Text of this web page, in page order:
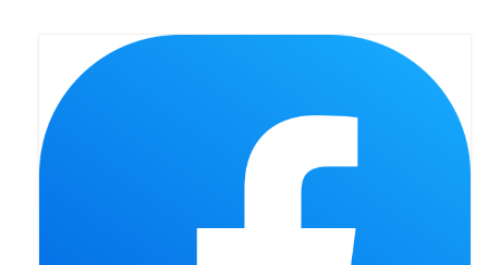
Galerie 2019
Triduum St. Kostka 2019
Posługa Siostry Elekty
Uroczystość Św. Jakuba Ap 2019